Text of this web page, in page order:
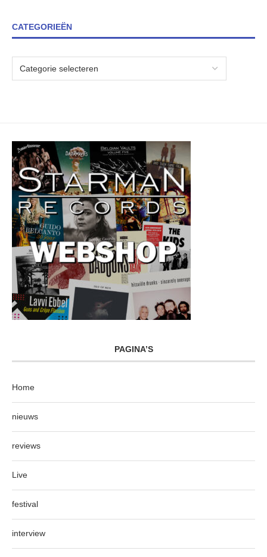
CATEGORIEËN
PAGINA’S
Home
nieuws
reviews
Live
festival
interview